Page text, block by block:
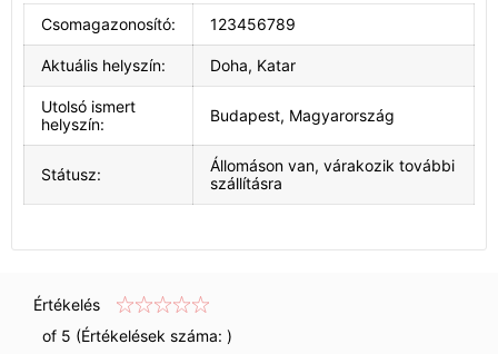
Csomagazonosító: 123456789
Aktuális helyszín: Doha, Katar
Utolsó ismert
helyszín:
Budapest, Magyarország
Státusz:
Állomáson van, várakozik további
szállításra
Értékelés
of 5 (Értékelések száma: )